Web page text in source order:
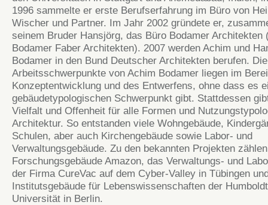
1996 sammelte er erste Berufserfahrung im Büro von
Wischer und Partner. Im Jahr 2002 gründete er,
seinem Bruder Hansjörg, das Büro Bodamer Architekten
Bodamer Faber Architekten). 2007 werden Achim und
Bodamer in den Bund Deutscher Architekten berufen. Die
Arbeitsschwerpunkte von Achim Bodamer liegen im
Konzeptentwicklung und des Entwerfens, ohne dass es
gebäudetypologischen Schwerpunkt gibt. Stattdessen
Vielfalt und Offenheit für alle Formen und
Architektur. So entstanden viele Wohngebäude,
Schulen, aber auch Kirchengebäude sowie Labor- und
Verwaltungsgebäude. Zu den bekannten Projekten
Forschungsgebäude Amazon, das Verwaltungs- und
der Firma CureVac auf dem Cyber-Valley in Tübingen
Institutsgebäude für Lebenswissenschaften der
Universität in Berlin.